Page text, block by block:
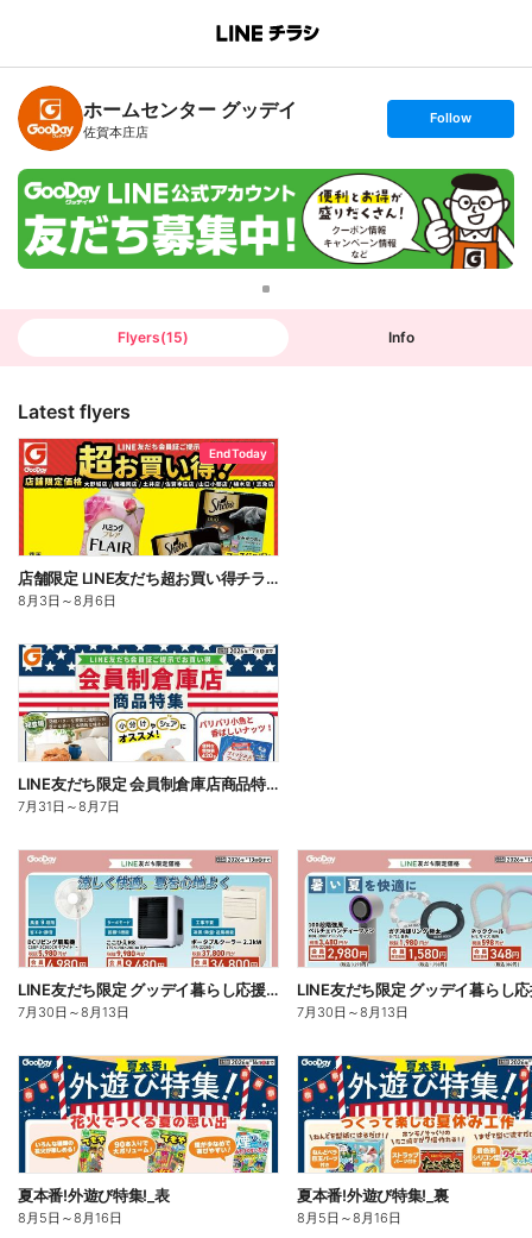
B
n
c
h
T
ホームセンター グッデイ
佐賀本庄店
s
t
o
l
o
w
Follow
Flyers(15) Info
Latest flyers
End Today
店舗限定 LINE友だち超お買い得チラシ
8月3日 ～8月6日
LINE友だち限定 会員制倉庫店商品特集
7月31日 ～8月7日
LINE友だち限定 グッデイ暮らし応援祭チラシ 表面
7月30日 ～8月13日 7月30日 ～8月13日
夏本番!外遊び特集!_表
8月5日 ～8月16日
夏本番!外遊び特集!_裏
8月5日 ～8月16日